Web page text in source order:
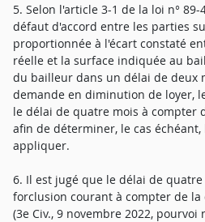
5. Selon l'article 3-1 de la loi n°
défaut d'accord entre les parties
proportionnée à l'écart constaté
réelle et la surface indiquée au
du bailleur dans un délai de deux
demande en diminution de loyer,
le délai de quatre mois à compter
afin de déterminer, le cas
appliquer.
6. Il est jugé que le délai de
forclusion courant à compter de
(3e Civ., 9 novembre 2022, pourvoi